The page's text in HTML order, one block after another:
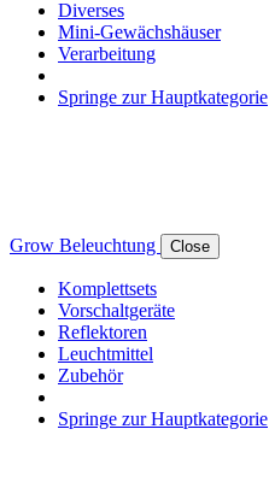
Diverses
Mini-Gewächshäuser
Verarbeitung
Springe zur Hauptkategorie
Grow Beleuchtung Close
Komplettsets
Vorschaltgeräte
Reflektoren
Leuchtmittel
Zubehör
Springe zur Hauptkategorie